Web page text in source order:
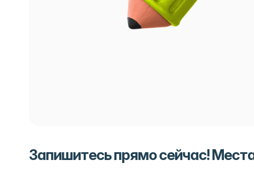
Запишитесь прямо сейчас!